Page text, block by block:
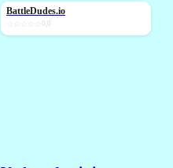
NIEUW
BattleDudes.io
0,0